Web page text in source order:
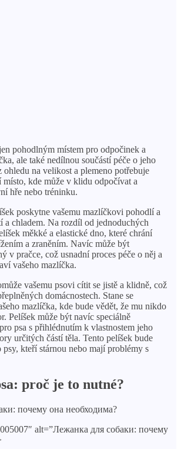
pohodlným místem pro odpočinek a
ale také nedílnou součástí péče o jeho
ohledu na velikost a plemeno potřebuje
místo, kde může v klidu odpočívat a
hře nebo tréninku.
poskytne vašemu mazlíčkovi pohodlí a
a chladem. Na rozdíl od jednoduchých
měkké a elastické dno, které chrání
a zraněním. Navíc může být
v pračce, což usnadní proces péče o něj a
vašeho mazlíčka.
vašemu psovi cítit se jistě a klidně, což
domácnostech. Stane se
mazlíčka, kde bude vědět, že mu nikdo
Pelíšek může být navíc speciálně
psa s přihlédnutím k vlastnostem jeho
určitých částí těla. Tento pelíšek bude
psy, kteří stárnou nebo mají problémy s
proč je to nutné?
alt=”Лежанка для собаки: почему